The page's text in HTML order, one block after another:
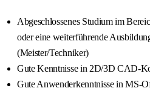
Abgeschlossenes Studium im
oder eine weiterführende
(Meister/Techniker)
Gute Kenntnisse in 2D/3D CAD-
Gute Anwenderkenntnisse in MS-